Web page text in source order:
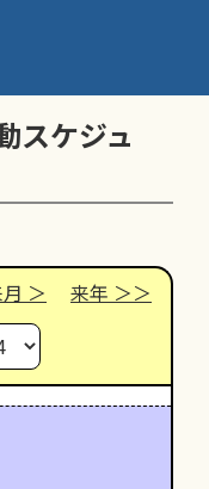
スケジュ
来年